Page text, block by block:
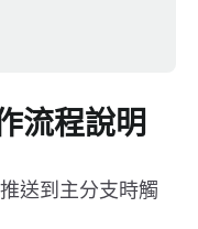
流程說明
送到主分支時觸